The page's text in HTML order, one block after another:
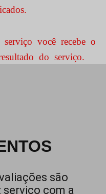
você recebe o
do serviço.
são
serviço com a